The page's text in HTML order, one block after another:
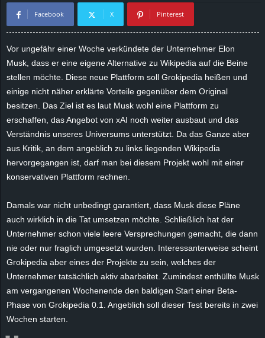
Facebook X Pinterest
Vor ungefähr einer Woche verkündete der Unternehmer Elon
Musk, dass er eine eigene Alternative zu Wikipedia auf die Beine
stellen möchte. Diese neue Plattform soll Grokipedia heißen und
einige nicht näher erklärte Vorteile gegenüber dem Original
besitzen. Das Ziel ist es laut Musk wohl eine Plattform zu
erschaffen, das Angebot von xAI noch weiter ausbaut und das
Verständnis unseres Universums unterstützt. Da das Ganze aber
aus Kritik, an dem angeblich zu links liegenden Wikipedia
hervorgegangen ist, darf man bei diesem Projekt wohl mit einer
konservativen Plattform rechnen.
Damals war nicht unbedingt garantiert, dass Musk diese Pläne
auch wirklich in die Tat umsetzen möchte. Schließlich hat der
Unternehmer schon viele leere Versprechungen gemacht, die dann
nie oder nur fraglich umgesetzt wurden. Interessanterweise scheint
Grokipedia aber eines der Projekte zu sein, welches der
Unternehmer tatsächlich aktiv abarbeitet. Zumindest enthüllte Musk
am vergangenen Wochenende den baldigen Start einer Beta-
Phase von Grokipedia 0.1. Angeblich soll dieser Test bereits in zwei
Wochen starten.